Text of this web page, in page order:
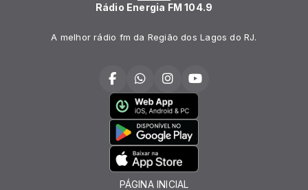
Rádio Energia FM 104.9
A melhor rádio fm da Região dos Lagos do RJ.
PÁGINA INICIAL